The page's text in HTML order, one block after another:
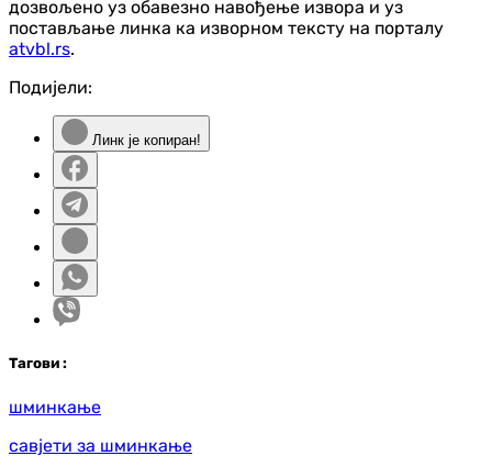
дозвољено уз обавезно навођење извора и уз
постављање линка ка изворном тексту на порталу
atvbl.rs.
Подијели:
Линк је копиран!
Тагови :
шминкање
савјети за шминкање